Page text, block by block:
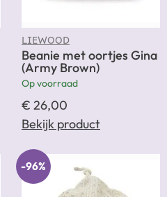
LIEWOOD
Beanie met oortjes Gina
(Army Brown)
Op voorraad
€ 26,00
Bekijk product
-96%